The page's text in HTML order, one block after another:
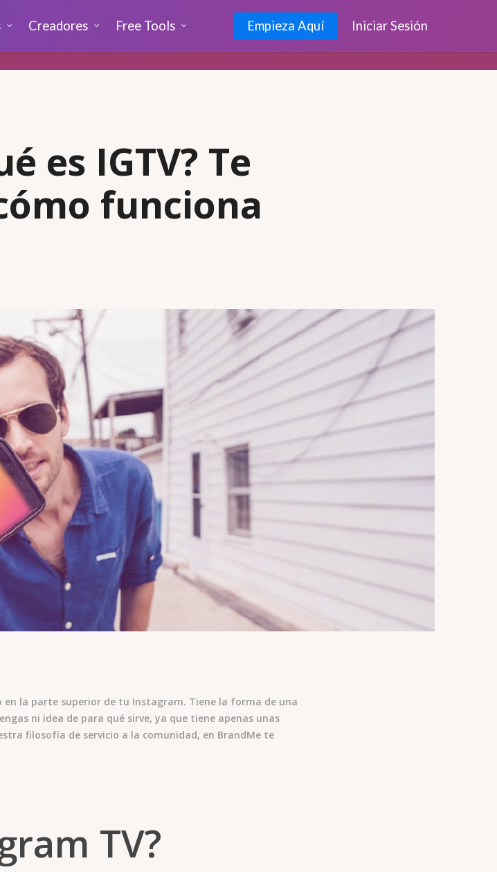
Creadores Free Tools Empieza Aquí Iniciar Sesión
es IGTV? Te
funciona
la parte superior de tu Instagram. Tiene la forma de una
ni idea de para qué sirve, ya que tiene apenas unas
filosofía de servicio a la comunidad, en BrandMe te
TV?